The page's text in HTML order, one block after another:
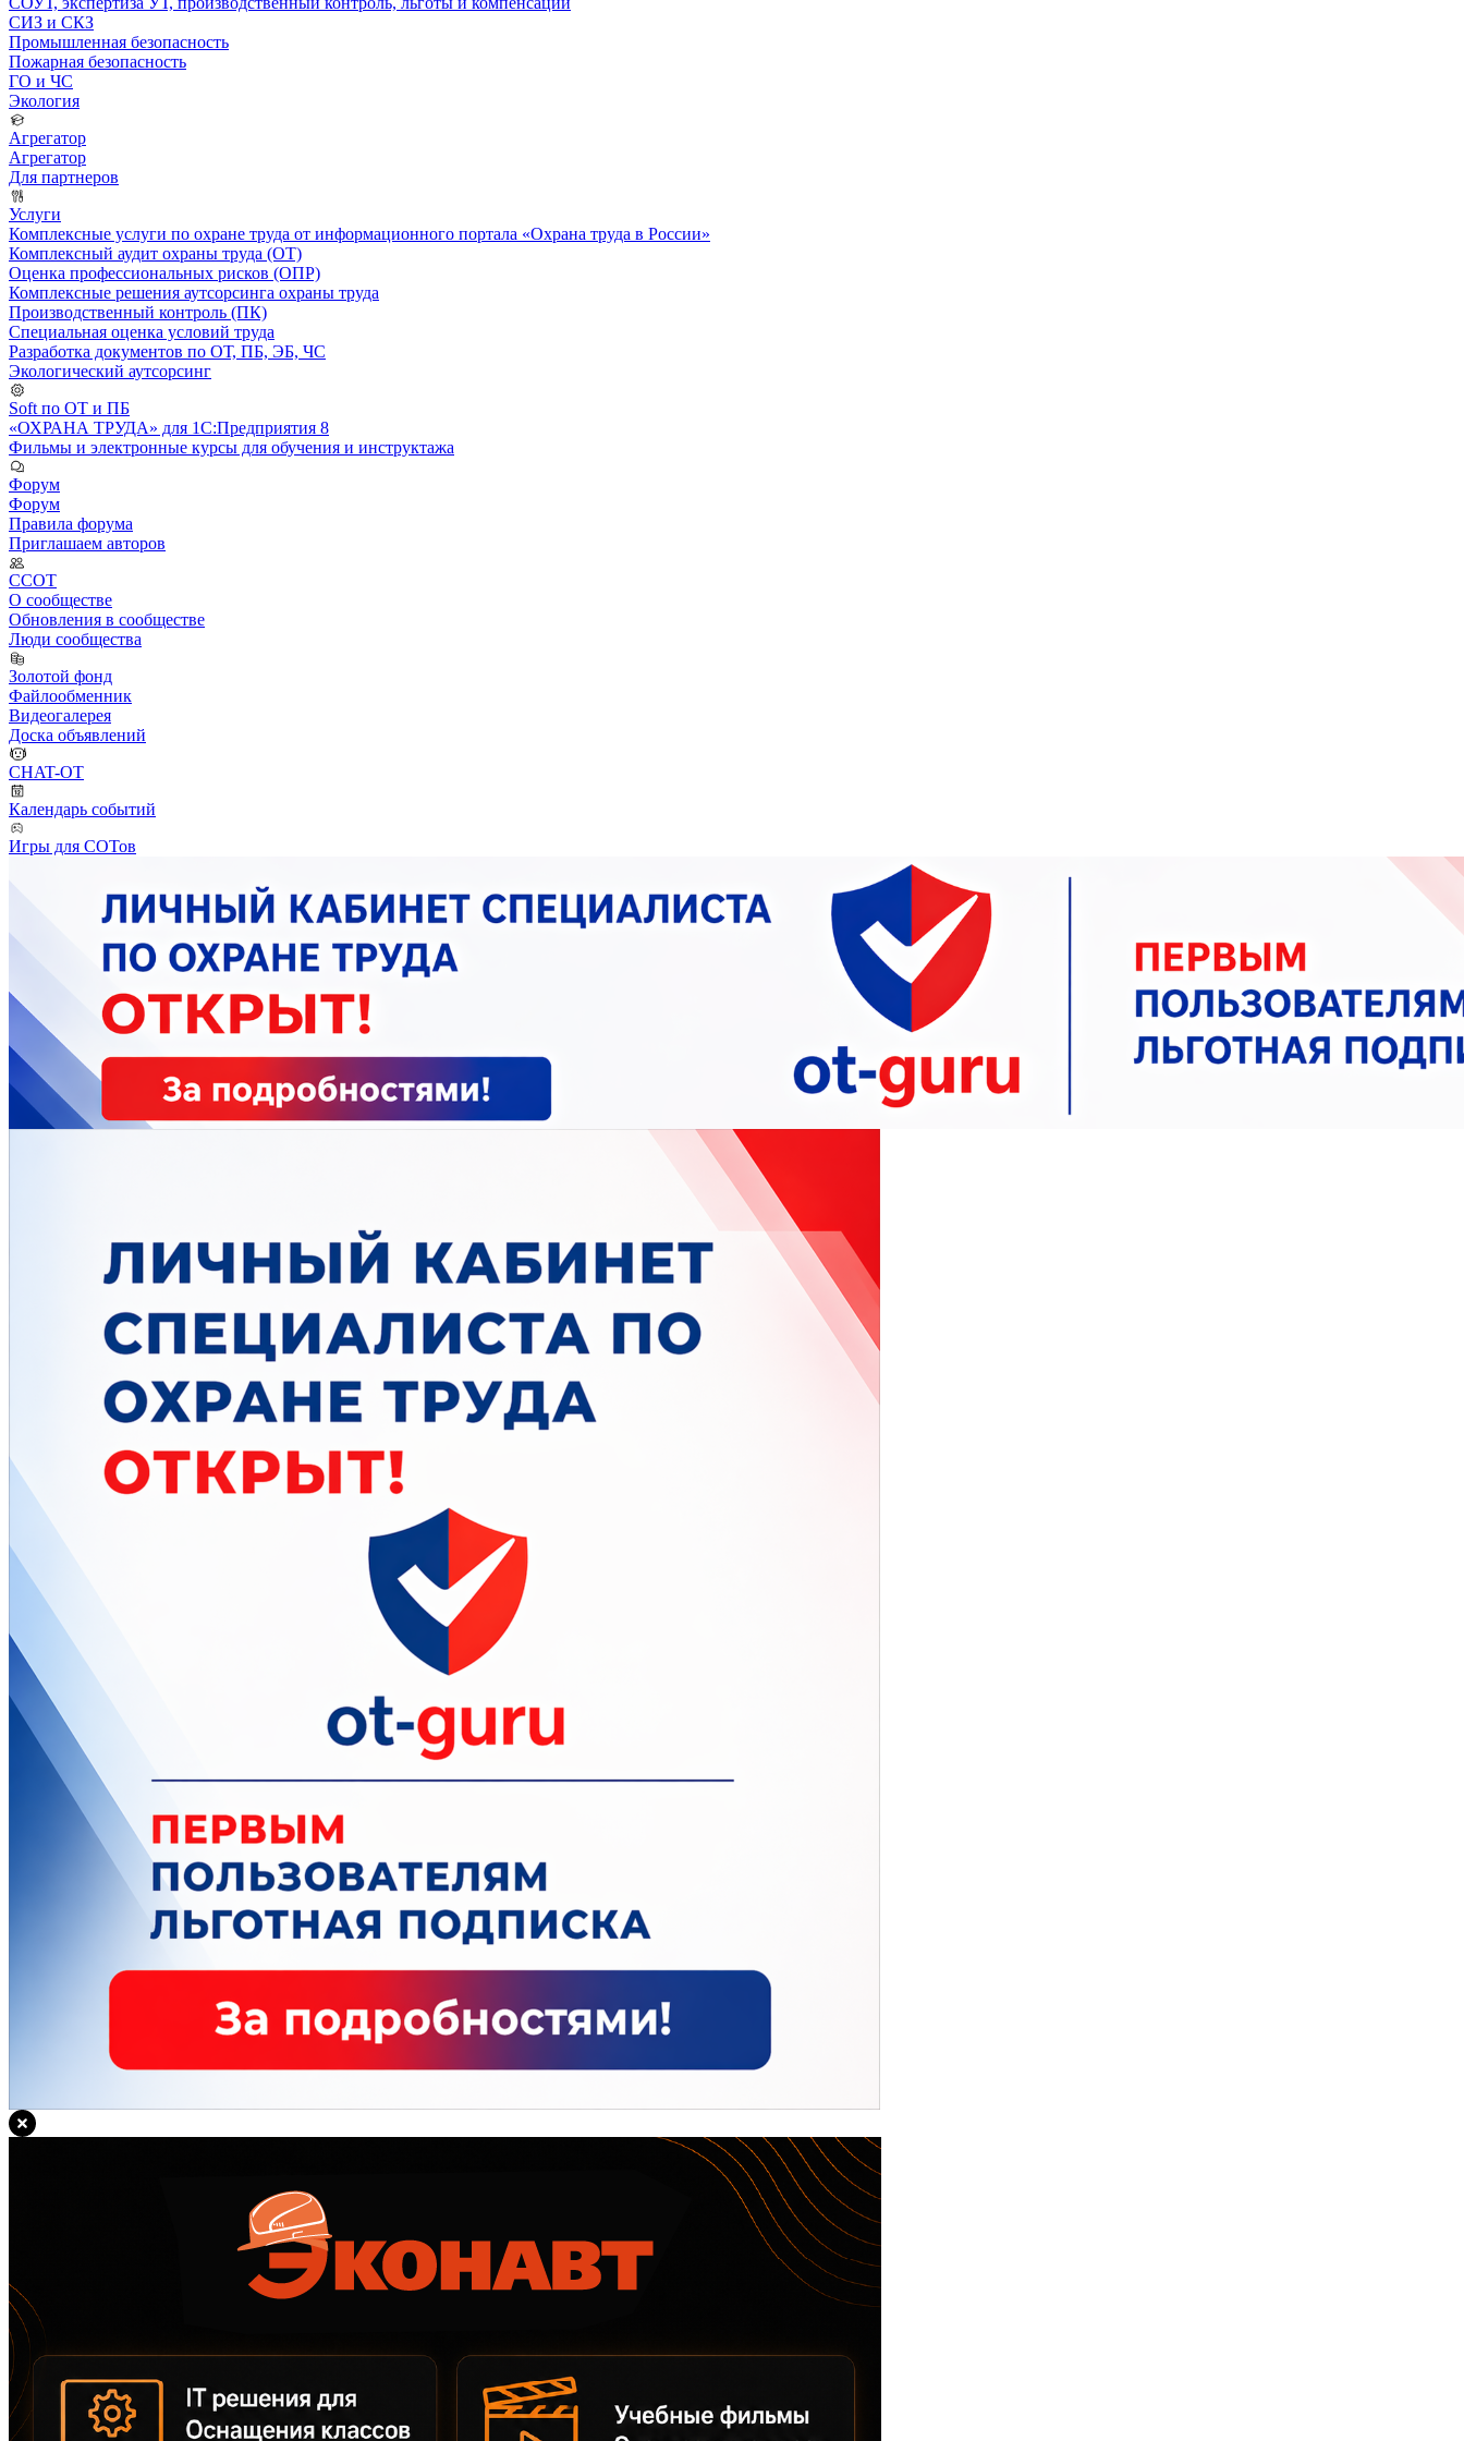
СИЗ и СКЗ
Промышленная безопасность
Пожарная безопасность
ГО и ЧС
Экология
Агрегатор
Агрегатор
Для партнеров
Услуги
Комплексные услуги по охране труда от информационного портала «Охрана труда в России»
Комплексный аудит охраны труда (ОТ)
Оценка профессиональных рисков (ОПР)
Комплексные решения аутсорсинга охраны труда
Производственный контроль (ПК)
Специальная оценка условий труда
Разработка документов по ОТ, ПБ, ЭБ, ЧС
Экологический аутсорсинг
Soft по ОТ и ПБ
«ОХРАНА ТРУДА» для 1С:Предприятия 8
Фильмы и электронные курсы для обучения и инструктажа
Форум
Форум
Правила форума
Приглашаем авторов
ССОТ
О сообществе
Обновления в сообществе
Люди сообщества
Золотой фонд
Файлообменник
Видеогалерея
Доска объявлений
CHAT-OT
Календарь событий
Игры для СОТов